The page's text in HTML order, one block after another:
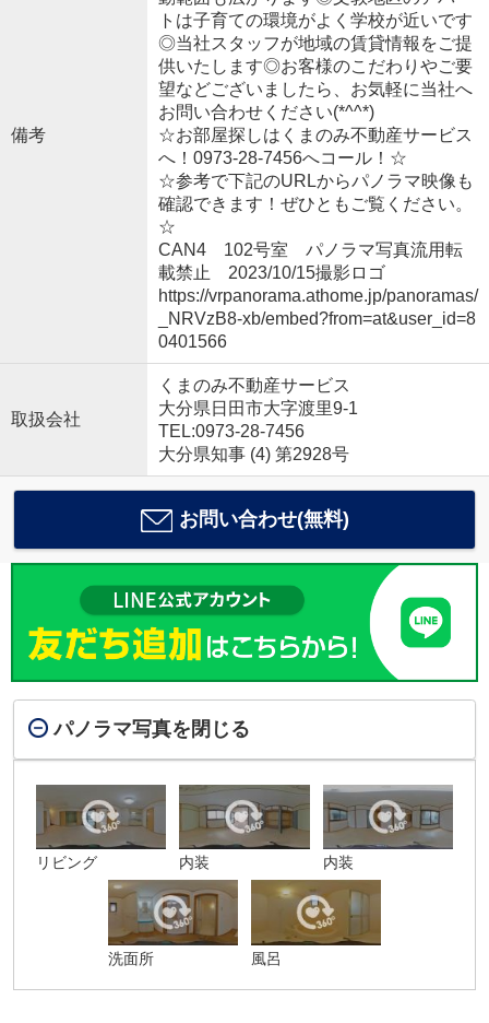
備考
トは子育ての環境がよく学校が近いです
◎当社スタッフが地域の賃貸情報をご提
供いたします◎お客様のこだわりやご要
望などございましたら、お気軽に当社へ
お問い合わせください(*^^*)
☆お部屋探しはくまのみ不動産サービス
へ！0973-28-7456へコール！☆
☆参考で下記のURLからパノラマ映像も
確認できます！ぜひともご覧ください。
☆
CAN4 102号室 パノラマ写真流用転
載禁止 2023/10/15撮影ロゴ
https://vrpanorama.athome.jp/panoramas/
_NRVzB8-xb/embed?from=at&user_id=8
0401566
取扱会社
くまのみ不動産サービス
大分県日田市大字渡里9-1
TEL:0973-28-7456
大分県知事 (4) 第2928号
お問い合わせ(無料)
パノラマ写真を閉じる
リビング 内装 内装
洗面所 風呂